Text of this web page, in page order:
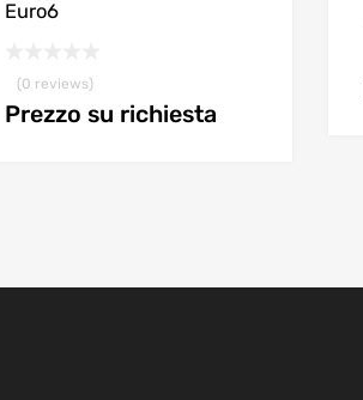
Euro6
(0 reviews)
Prezzo su richiesta